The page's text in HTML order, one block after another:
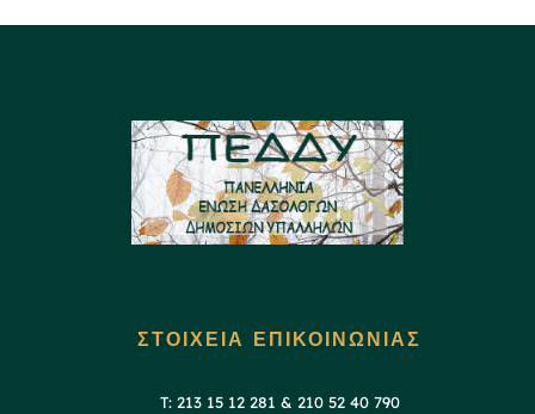
ΣΤΟΙΧΕΙΑ ΕΠΙΚΟΙΝΩΝΙΑΣ
T: 213 15 12 281 & 210 52 40 790